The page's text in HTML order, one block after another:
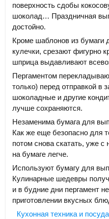
поверхность сдобы
шоколад… Праздничная
достойно.
Кроме шаблонов из бумаги
кулечки, срезают фигурно
шприца выдавливают
Пергаментом
только) перед отправкой в
шоколадные и другие
лучше сохраняются.
Незаменима бумага для
Как же еще безопасно для
потом снова скатать, уже
на бумаге легче.
Используют бумагу для
Кулинарные шедевры
и в будние дни пергамент
приготовлении вкусных
Кухонная техника и посуда